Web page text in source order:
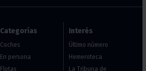
Categorías
Coches
En persona
Flotas
Interés
Último número
Hemeroteca
La Tribuna de